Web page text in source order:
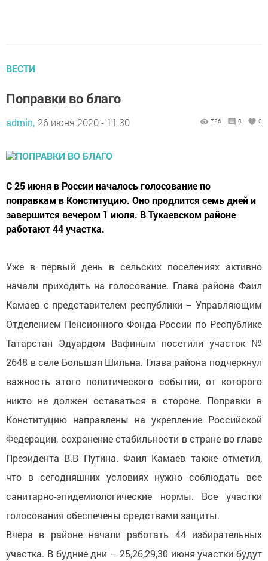
ВЕСТИ
Поправки во благо
admin, 26 июня 2020 - 11:30 726 0 0
С 25 июня в России началось голосование по
поправкам в Конституцию. Оно продлится семь дней и
завершится вечером 1 июля. В Тукаевском районе
работают 44 участка.
Уже в первый день в сельских поселениях активно
начали приходить на голосование. Глава района Фаил
Камаев с представителем республики – Управляющим
Отделением Пенсионного Фонда России по Республике
Татарстан Эдуардом Вафиным посетили участок №
2648 в селе Большая Шильна. Глава района подчеркнул
важность этого политического события, от которого
никто не должен оставаться в стороне. Поправки в
Конституцию направлены на укрепление Российской
Федерации, сохранение стабильности в стране во главе
Президента В.В Путина. Фаил Камаев также отметил,
что в сегодняшних условиях нужно соблюдать все
санитарно-эпидемиологические нормы. Все участки
голосования обеспечены средствами защиты.
Вчера в районе начали работать 44 избирательных
участка. В будние дни – 25,26,29,30 июня участки будут